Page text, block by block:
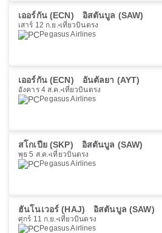
เออร์กัน (ECN) อิสตันบูล (SAW)
เสาร์ 12 ก.ย. เที่ยวบินตรง
Pegasus Airlines
เออร์กัน (ECN) อันตัลยา (AYT)
อังคาร 4 ส.ค. เที่ยวบินตรง
Pegasus Airlines
สโกเปีย (SKP) อิสตันบูล (SAW)
พุธ 5 ส.ค. เที่ยวบินตรง
Pegasus Airlines
ฮันโนเวอร์ (HAJ) อิสตันบูล (SAW)
ศุกร์ 11 ก.ย. เที่ยวบินตรง
Pegasus Airlines